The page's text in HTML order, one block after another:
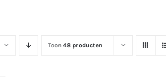
Toon48 producten